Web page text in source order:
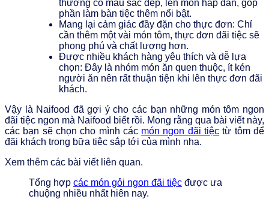
thường có màu sắc đẹp, lên món hấp dẫn, góp
phần làm bàn tiệc thêm nổi bật.
Mang lại cảm giác đầy đặn cho thực đơn: Chỉ
cần thêm một vài món tôm, thực đơn đãi tiệc sẽ
phong phú và chất lượng hơn.
Được nhiều khách hàng yêu thích và dễ lựa
chọn: Đây là nhóm món ăn quen thuộc, ít kén
người ăn nên rất thuận tiện khi lên thực đơn đãi
khách.
Vậy là Naifood đã gợi ý cho các bạn những món tôm ngon
đãi tiệc ngon mà Naifood biết rồi. Mong rằng qua bài viết này,
các bạn sẽ chọn cho mình các món ngon đãi tiệc từ tôm để
đãi khách trong bữa tiệc sắp tới của mình nha.
Xem thêm các bài viết liên quan.
Tổng hợp các món gỏi ngon đãi tiệc được ưa
chuộng nhiều nhất hiên nay.